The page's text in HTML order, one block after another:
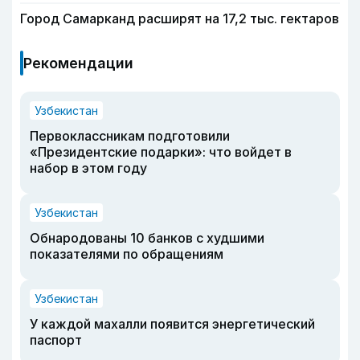
Город Самарканд расширят на 17,2 тыс. гектаров
Рекомендации
Узбекистан
Первоклассникам подготовили
«Президентские подарки»: что войдет в
набор в этом году
Узбекистан
Обнародованы 10 банков с худшими
показателями по обращениям
Узбекистан
У каждой махалли появится энергетический
паспорт